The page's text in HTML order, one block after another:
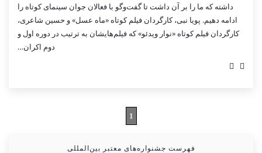
داشته که ما را بر آن داشت تا گفت‌وگو با فعالان جوان سینمای کوتاه را
ادامه دهیم. پویا نبی، کارگردان فیلم کوتاه «ماه عسل» و حسین شاعری،
کارگردان فیلم کوتاه «نوار ویدئو» که فیلم‌هایشان به ترتیب در دوره اول و
دوم اکران…
1
فهرست جشنواره‌های معتبر بین‌المللی